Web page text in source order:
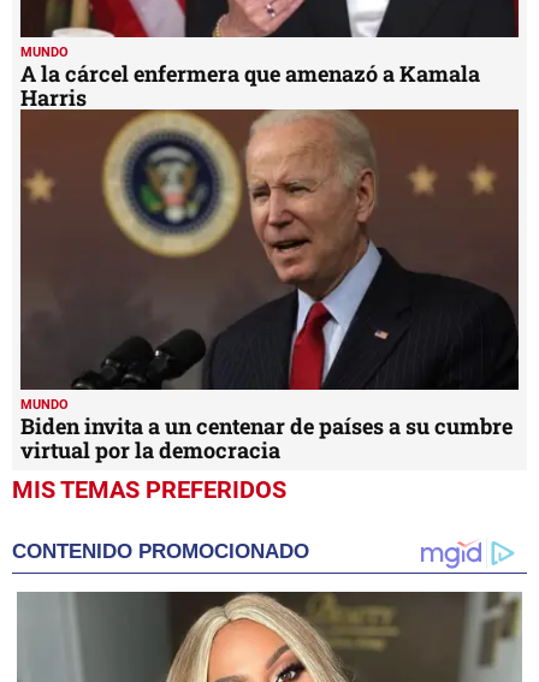
MUNDO
A la cárcel enfermera que amenazó a Kamala
Harris
MUNDO
Biden invita a un centenar de países a su cumbre
virtual por la democracia
MIS TEMAS PREFERIDOS
CONTENIDO PROMOCIONADO